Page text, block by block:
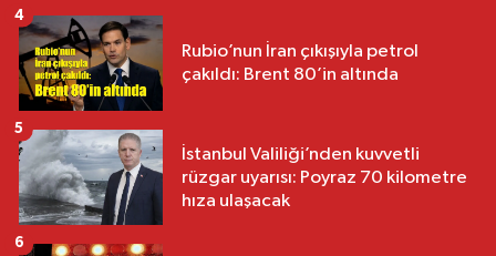
Rubio’nun İran çıkışıyla petrol
çakıldı: Brent 80’in altında
4
İstanbul Valiliği’nden kuvvetli
rüzgar uyarısı: Poyraz 70 kilometre
hıza ulaşacak
5
6